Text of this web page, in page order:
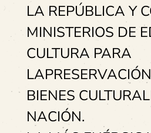
LA REPÚBLICA Y
MINISTERIOS DE
CULTURA PARA
BIENES
NACIÓN.